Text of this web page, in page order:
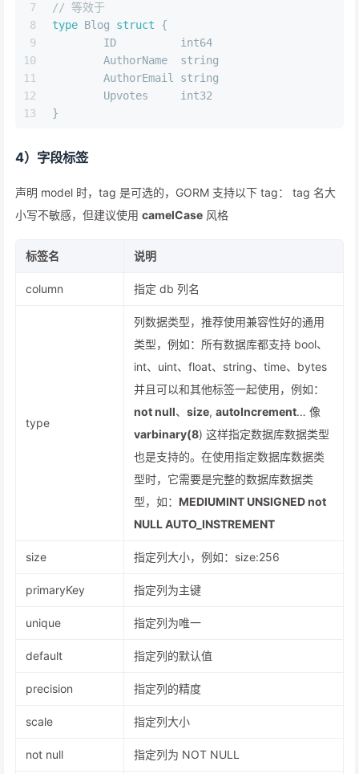
7
8
9
10
11
12
13
// 等效于
type Blog struct {
	ID
int64
	AuthorName
string
	AuthorEmail
string
	Upvotes
int32
}
4）字段标签
声明 model 时，tag 是可选的，GORM 支持以下 tag： tag 名大
小写不敏感，但建议使用 camelCase 风格
标签名 说明
column 指定 db 列名
type
列数据类型，推荐使用兼容性好的通用
类型，例如：所有数据库都支持 bool、
int、uint、float、string、time、bytes
并且可以和其他标签一起使用，例如：
not null、 size, autoIncrement… 像
varbinary(8) 这样指定数据库数据类型
也是支持的。在使用指定数据库数据类
型时，它需要是完整的数据库数据类
型，如： MEDIUMINT UNSIGNED not
NULL AUTO_INSTREMENT
size 指定列大小，例如：size:256
primaryKey 指定列为主键
unique 指定列为唯一
default 指定列的默认值
precision 指定列的精度
scale 指定列大小
not null 指定列为 NOT NULL